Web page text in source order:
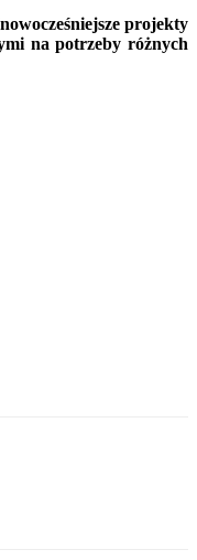
projekty
na potrzeby różnych